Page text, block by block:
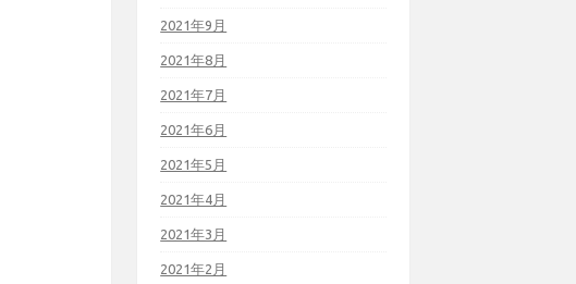
2021年9月
2021年8月
2021年7月
2021年6月
2021年5月
2021年4月
2021年3月
2021年2月